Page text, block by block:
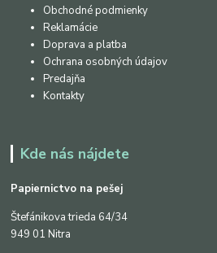
Obchodné podmienky
Reklamácie
Doprava a platba
Ochrana osobných údajov
Predajňa
Kontakty
Kde nás nájdete
Papiernictvo na pešej
Štefánikova trieda 64/34
949 01 Nitra